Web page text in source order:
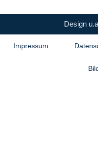
Design
Impressum